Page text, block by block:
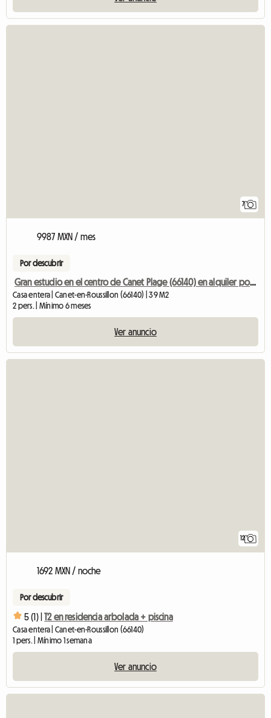
7
9987 MXN / mes
Por descubrir
Gran estudio en el centro de Canet Plage (66140) en alquiler por 1 noche.
Casa entera | Canet-en-Roussillon (66140) | 39 M2
2 pers. | Mínimo 6 meses
Ver anuncio
12
1692 MXN / noche
Por descubrir
5 (1) | T2 en residencia arbolada + piscina
Casa entera | Canet-en-Roussillon (66140)
1 pers. | Mínimo 1 semana
Ver anuncio